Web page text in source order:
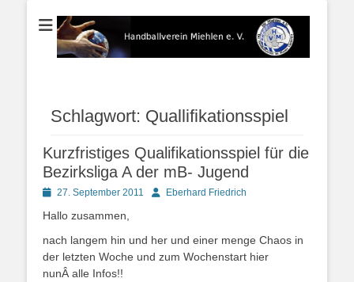
Handballverein
Miehlen e. V.
Der Handballverein im Blauen Ländchen
Schlagwort: Quallifikationsspiel
Kurzfristiges Qualifikationsspiel für die
Bezirksliga A der mB- Jugend
Posted27. September 2011 AutorEberhard Friedrich
Hallo zusammen,
nach langem hin und her und einer menge Chaos in
der letzten Woche und zum Wochenstart hier
nunÂ alle Infos!!